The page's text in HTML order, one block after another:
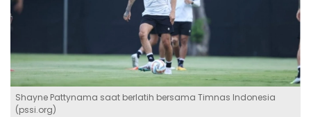
Shayne Pattynama saat berlatih bersama Timnas Indonesia
(pssi.org)